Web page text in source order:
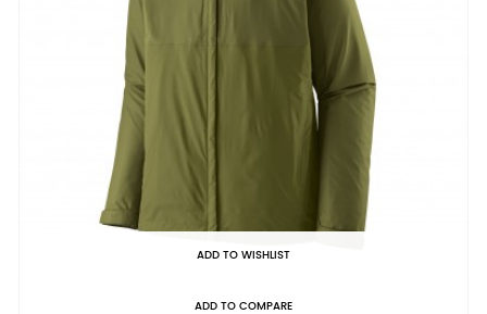
ADD TO WISHLIST
ADD TO COMPARE